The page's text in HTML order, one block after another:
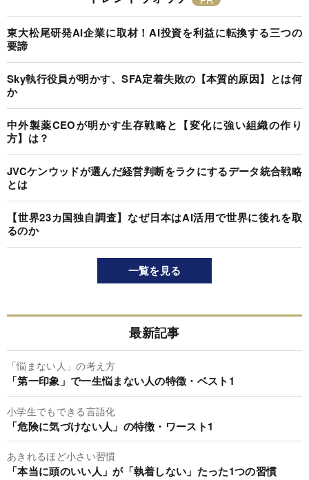
東大松尾研発AI企業に取材！AI投資を利益に転換する三つの
要諦
Sky執行役員が明かす、SFA定着失敗の【本質的原因】とは何
か
中外製薬CEOが明かす生存戦略と【変化に強い組織の作り
方】は？
JVCケンウッドが選んだ経営判断をラクにするデータ統合戦略
とは
【世界23カ国独自調査】なぜ日本はAI活用で世界に後れを取
るのか
一覧を見る
最新記事
「悩まない人」の考え方
「第一印象」で一生悩まない人の特徴・ベスト1
小学生でもできる言語化
「危険に気づけない人」の特徴・ワースト1
あきれるほど小さい習慣
「本当に頭のいい人」が「執着しない」たった1つの習慣